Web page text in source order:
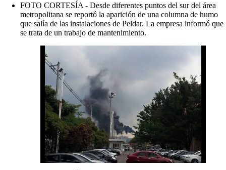
FOTO CORTESÍA - Desde diferentes puntos del sur del área
metropolitana se reportó la aparición de una columna de humo
que salía de las instalaciones de Peldar. La empresa informó que
se trata de un trabajo de mantenimiento.